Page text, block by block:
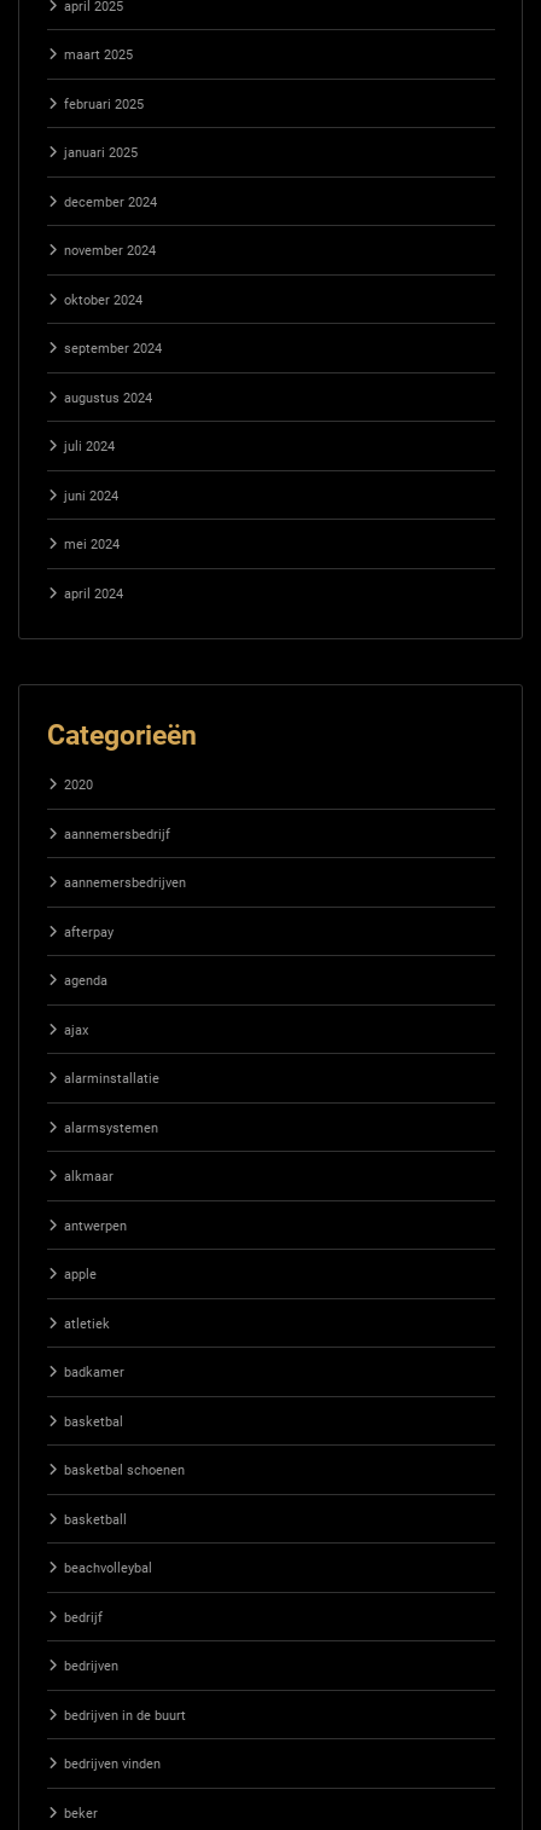
april 2025
maart 2025
februari 2025
januari 2025
december 2024
november 2024
oktober 2024
september 2024
augustus 2024
juli 2024
juni 2024
mei 2024
april 2024
Categorieën
2020
aannemersbedrijf
aannemersbedrijven
afterpay
agenda
ajax
alarminstallatie
alarmsystemen
alkmaar
antwerpen
apple
atletiek
badkamer
basketbal
basketbal schoenen
basketball
beachvolleybal
bedrijf
bedrijven
bedrijven in de buurt
bedrijven vinden
beker